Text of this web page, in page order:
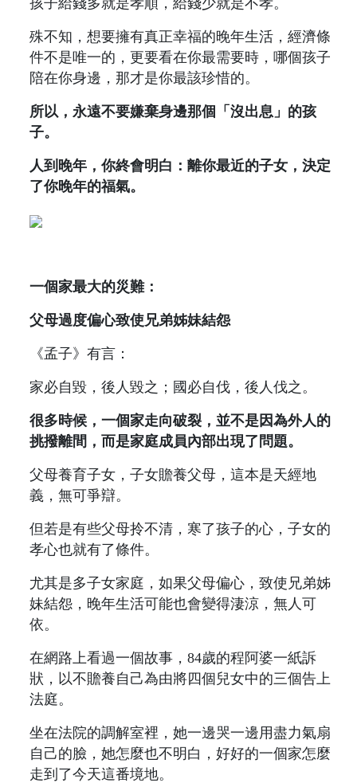
殊不知，想要擁有真正幸福的晚年生活，經濟條
件不是唯一的，更要看在你最需要時，哪個孩子
陪在你身邊，那才是你最該珍惜的。
所以，永遠不要嫌棄身邊那個「沒出息」的孩
子。
人到晚年，你終會明白：離你最近的子女，決定
了你晚年的福氣。
一個家最大的災難：
父母過度偏心致使兄弟姊妹結怨
《孟子》有言：
家必自毀，後人毀之；國必自伐，後人伐之。
很多時候，一個家走向破裂，並不是因為外人的
挑撥離間，而是家庭成員內部出現了問題。
父母養育子女，子女贍養父母，這本是天經地
義，無可爭辯。
但若是有些父母拎不清，寒了孩子的心，子女的
孝心也就有了條件。
尤其是多子女家庭，如果父母偏心，致使兄弟姊
妹結怨，晚年生活可能也會變得淒涼，無人可
依。
在網路上看過一個故事，84歲的程阿婆一紙訴
狀，以不贍養自己為由將四個兒女中的三個告上
法庭。
坐在法院的調解室裡，她一邊哭一邊用盡力氣扇
自己的臉，她怎麼也不明白，好好的一個家怎麼
走到了今天這番境地。